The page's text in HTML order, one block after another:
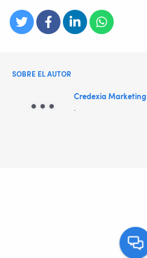
SOBRE EL AUTOR
Credexia Marketing
.